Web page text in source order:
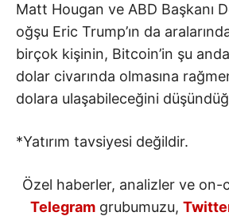
Matt Hougan ve ABD Başkanı
oğşu Eric Trump’ın da
birçok kişinin, Bitcoin’in şu
dolar civarında olmasına
dolara ulaşabileceğini
*Yatırım tavsiyesi değildir.
Özel haberler, analizler ve on-
Telegramgrubumuzu,